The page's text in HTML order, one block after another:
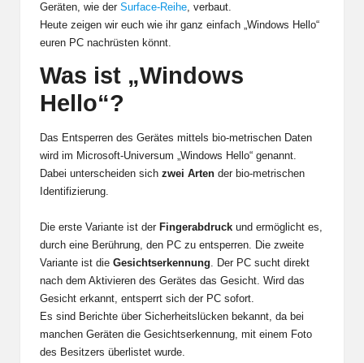
Geräten, wie der Surface-Reihe, verbaut.
Heute zeigen wir euch wie ihr ganz einfach „Windows Hello“
euren PC nachrüsten könnt.
Was ist „Windows
Hello“?
Das Entsperren des Gerätes mittels bio-metrischen Daten
wird im Microsoft-Universum „Windows Hello“ genannt.
Dabei unterscheiden sich zwei Arten der bio-metrischen
Identifizierung.
Die erste Variante ist der Fingerabdruck und ermöglicht es,
durch eine Berührung, den PC zu entsperren. Die zweite
Variante ist die Gesichtserkennung . Der PC sucht direkt
nach dem Aktivieren des Gerätes das Gesicht. Wird das
Gesicht erkannt, entsperrt sich der PC sofort.
Es sind Berichte über Sicherheitslücken bekannt, da bei
manchen Geräten die Gesichtserkennung, mit einem Foto
des Besitzers überlistet wurde.